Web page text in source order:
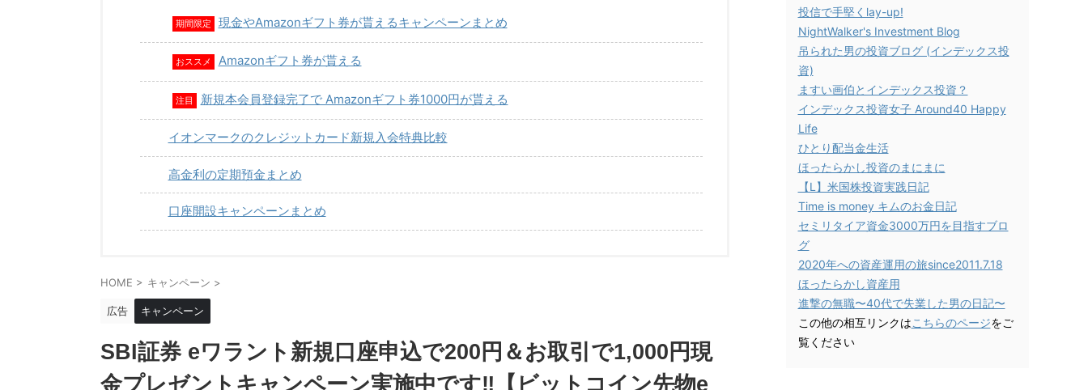
期間限定 現金やAmazonギフト券が貰えるキャンペーンまとめ
おススメ Amazonギフト券が貰える
注目 新規本会員登録完了で Amazonギフト券1000円が貰える
イオンマークのクレジットカード新規入会特典比較
高金利の定期預金まとめ
口座開設キャンペーンまとめ
HOME > キャンペーン >
広告 キャンペーン
SBI証券 eワラント新規口座申込で200円＆お取引で1,000円現
金プレゼントキャンペーン実施中です‼【ビットコイン先物e
投信で手堅くlay-up!
NightWalker's Investment Blog
吊られた男の投資ブログ (インデックス投
資)
ますい画伯とインデックス投資？
インデックス投資女子 Around40 Happy
Life
ひとり配当金生活
ほったらかし投資のまにまに
【L】米国株投資実践日記
Time is money キムのお金日記
セミリタイア資金3000万円を目指すブロ
グ
2020年への資産運用の旅since2011.7.18
ほったらかし資産用
進撃の無職〜40代で失業した男の日記〜
この他の相互リンクはこちらのページをご
覧ください